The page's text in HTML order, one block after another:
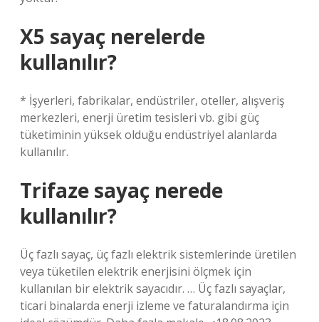
X5 sayaç nerelerde
kullanılır?
* İşyerleri, fabrikalar, endüstriler, oteller, alışveriş
merkezleri, enerji üretim tesisleri vb. gibi güç
tüketiminin yüksek olduğu endüstriyel alanlarda
kullanılır.
Trifaze sayaç nerede
kullanılır?
Üç fazlı sayaç, üç fazlı elektrik sistemlerinde üretilen
veya tüketilen elektrik enerjisini ölçmek için
kullanılan bir elektrik sayacıdır. … Üç fazlı sayaçlar,
ticari binalarda enerji izleme ve faturalandırma için